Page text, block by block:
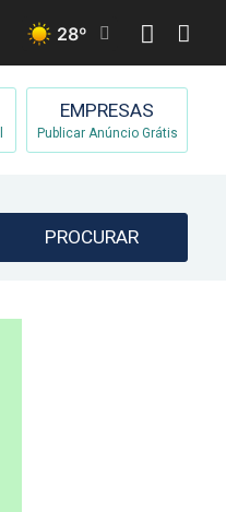
28º
EMPRESAS
Publicar Anúncio Grátis
PROCURAR